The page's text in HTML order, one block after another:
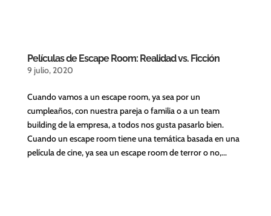
Películas de Escape Room: Realidad vs. Ficción
9 julio, 2020
Cuando vamos a un escape room, ya sea por un
cumpleaños, con nuestra pareja o familia o a un team
building de la empresa, a todos nos gusta pasarlo bien.
Cuando un escape room tiene una temática basada en una
película de cine, ya sea un escape room de terror o no,...